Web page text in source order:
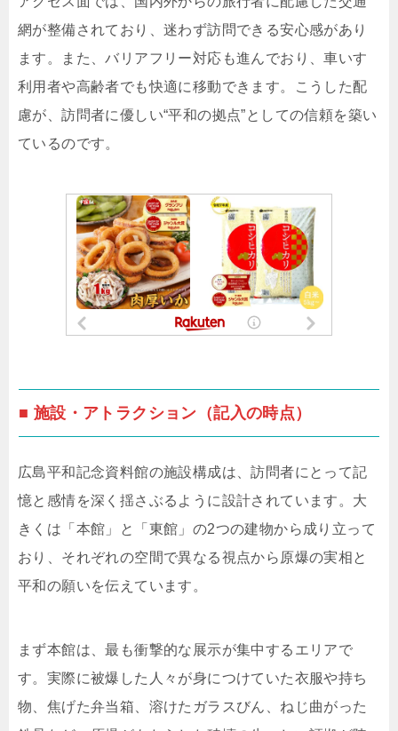
網が整備されており、迷わず訪問できる安心感があり
ます。また、バリアフリー対応も進んでおり、車いす
利用者や高齢者でも快適に移動できます。こうした配
慮が、訪問者に優しい“平和の拠点”としての信頼を築い
ているのです。
■ 施設・アトラクション（記入の時点）
広島平和記念資料館の施設構成は、訪問者にとって記
憶と感情を深く揺さぶるように設計されています。大
きくは「本館」と「東館」の2つの建物から成り立って
おり、それぞれの空間で異なる視点から原爆の実相と
平和の願いを伝えています。
まず本館は、最も衝撃的な展示が集中するエリアで
す。実際に被爆した人々が身につけていた衣服や持ち
物、焦げた弁当箱、溶けたガラスびん、ねじ曲がった